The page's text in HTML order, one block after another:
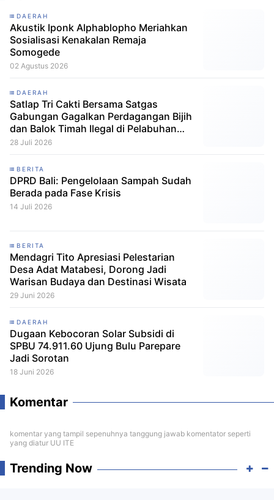
DAERAH
Akustik Iponk Alphablopho Meriahkan
Sosialisasi Kenakalan Remaja
Somogede
02 Agustus 2026
DAERAH
Satlap Tri Cakti Bersama Satgas
Gabungan Gagalkan Perdagangan Bijih
dan Balok Timah Ilegal di Pelabuhan
Pelindo Belitung
28 Juli 2026
BERITA
DPRD Bali: Pengelolaan Sampah Sudah
Berada pada Fase Krisis
14 Juli 2026
BERITA
Mendagri Tito Apresiasi Pelestarian
Desa Adat Matabesi, Dorong Jadi
Warisan Budaya dan Destinasi Wisata
29 Juni 2026
DAERAH
Dugaan Kebocoran Solar Subsidi di
SPBU 74.911.60 Ujung Bulu Parepare
Jadi Sorotan
18 Juni 2026
Komentar
komentar yang tampil sepenuhnya tanggung jawab komentator seperti
yang diatur UU ITE
Trending Now